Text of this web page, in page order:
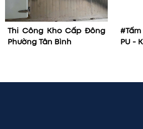
Thi Công Kho Cấp Đông
Phường Tân Bình
PU -